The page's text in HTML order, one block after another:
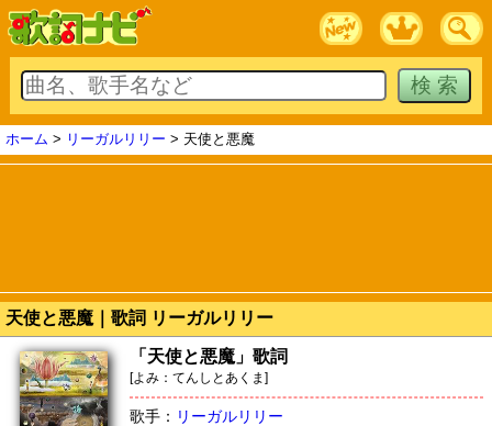
ホーム > リーガルリリー > 天使と悪魔
天使と悪魔｜歌詞 リーガルリリー
「天使と悪魔」歌詞
[よみ：てんしとあくま]
歌手： リーガルリリー